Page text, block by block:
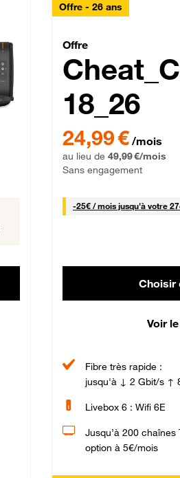
Offre - 26 ans
Offre
18_26
24,99 € /mois
au lieu de 49,99 €/mois
Sans engagement
-25€ / mois25 € par mois
jusqu'à votre
Choisir
Voir
Fibre très rapide :
jusqu'à ↓ 2 Gbit/s ↑
Livebox 6 : Wifi 6E
Jusqu’à 200
option à 5€/mois